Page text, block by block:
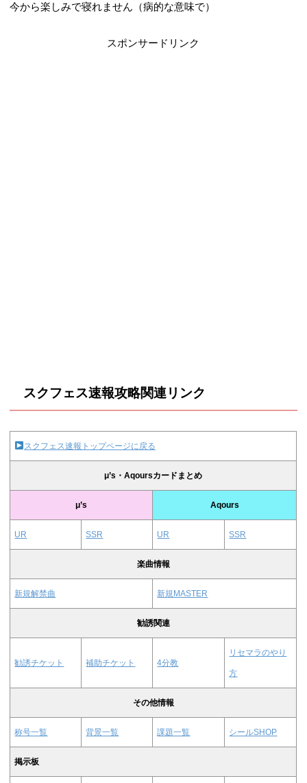
今から楽しみで寝れません（病的な意味で）
スポンサードリンク
スクフェス速報攻略関連リンク
スクフェス速報トップページに戻る
μ’s・Aqoursカードまとめ
μ’s Aqours
UR SSR UR SSR
楽曲情報
新規解禁曲 新規MASTER
勧誘関連
勧誘チケット 補助チケット 4分教
リセマラのやり
方
その他情報
称号一覧 背景一覧 課題一覧 シールSHOP
掲示板